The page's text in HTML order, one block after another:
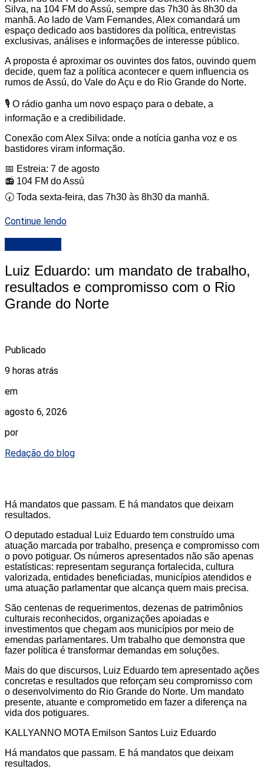
Silva, na 104 FM do Assú, sempre das 7h30 às 8h30 da
manhã. Ao lado de Vam Fernandes, Alex comandará um
espaço dedicado aos bastidores da política, entrevistas
exclusivas, análises e informações de interesse público.
A proposta é aproximar os ouvintes dos fatos, ouvindo quem
decide, quem faz a política acontecer e quem influencia os
rumos de Assú, do Vale do Açu e do Rio Grande do Norte.
🎙️ O rádio ganha um novo espaço para o debate, a
informação e a credibilidade.
Conexão com Alex Silva: onde a notícia ganha voz e os
bastidores viram informação.
📅 Estreia: 7 de agosto
📻 104 FM do Assú
🕢 Toda sexta-feira, das 7h30 às 8h30 da manhã.
Continue lendo
Luiz Eduardo: um mandato de trabalho,
resultados e compromisso com o Rio
Grande do Norte
Publicado
9 horas atrás
em
agosto 6, 2026
por
Redação do blog
Há mandatos que passam. E há mandatos que deixam
resultados.
O deputado estadual Luiz Eduardo tem construído uma
atuação marcada por trabalho, presença e compromisso com
o povo potiguar. Os números apresentados não são apenas
estatísticas: representam segurança fortalecida, cultura
valorizada, entidades beneficiadas, municípios atendidos e
uma atuação parlamentar que alcança quem mais precisa.
São centenas de requerimentos, dezenas de patrimônios
culturais reconhecidos, organizações apoiadas e
investimentos que chegam aos municípios por meio de
emendas parlamentares. Um trabalho que demonstra que
fazer política é transformar demandas em soluções.
Mais do que discursos, Luiz Eduardo tem apresentado ações
concretas e resultados que reforçam seu compromisso com
o desenvolvimento do Rio Grande do Norte. Um mandato
presente, atuante e comprometido em fazer a diferença na
vida dos potiguares.
KALLYANNO MOTA Emilson Santos Luiz Eduardo
Há mandatos que passam. E há mandatos que deixam
resultados.